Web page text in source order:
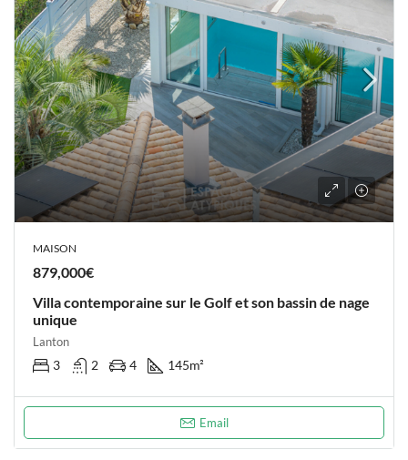
MAISON
879,000€
Villa contemporaine sur le Golf et son bassin de nage
unique
Lanton
3 2 4 145m²
Email